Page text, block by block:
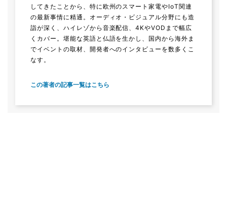
してきたことから、特に欧州のスマート家電やIoT関連
の最新事情に精通。オーディオ・ビジュアル分野にも造
詣が深く、ハイレゾから音楽配信、4KやVODまで幅広
くカバー。堪能な英語と仏語を生かし、国内から海外ま
でイベントの取材、開発者へのインタビューを数多くこ
なす。
この著者の記事一覧はこちら